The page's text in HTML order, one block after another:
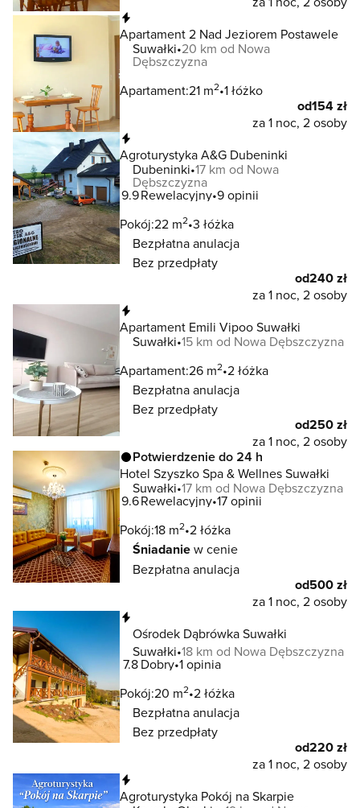
Apartament 2 Nad Jeziorem Postawele
Suwałki 20 km od Nowa
Dębszczyzna
Apartament:21 m2 1 łóżko
od154 zł
za 1 noc, 2 osoby
Agroturystyka A&G Dubeninki
Dubeninki 17 km od Nowa
Dębszczyzna
9.9Rewelacyjny 9 opinii
Pokój:22 m2 3 łóżka
Bezpłatna anulacja
Bez przedpłaty
od240 zł
za 1 noc, 2 osoby
Apartament Emili Vipoo Suwałki
Suwałki 15 km od Nowa Dębszczyzna
Apartament:26 m2 2 łóżka
Bezpłatna anulacja
Bez przedpłaty
od250 zł
za 1 noc, 2 osoby
Potwierdzenie do 24 h
Hotel Szyszko Spa & Wellnes Suwałki
Suwałki 17 km od Nowa Dębszczyzna
9.6Rewelacyjny 17 opinii
Pokój:18 m2 2 łóżka
Śniadaniew cenie
Bezpłatna anulacja
od500 zł
za 1 noc, 2 osoby
Ośrodek Dąbrówka Suwałki
Suwałki 18 km od Nowa Dębszczyzna
7.8 Dobry 1 opinia
Pokój:20 m2 2 łóżka
Bezpłatna anulacja
Bez przedpłaty
od220 zł
za 1 noc, 2 osoby
Agroturystyka Pokój na Skarpie